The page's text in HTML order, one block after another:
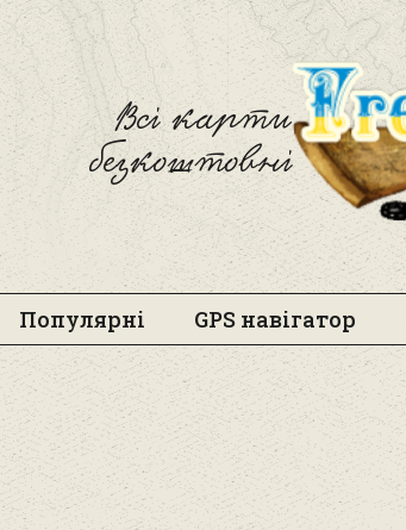
Всі карти
безкоштовні
Популярні GPS навігатор